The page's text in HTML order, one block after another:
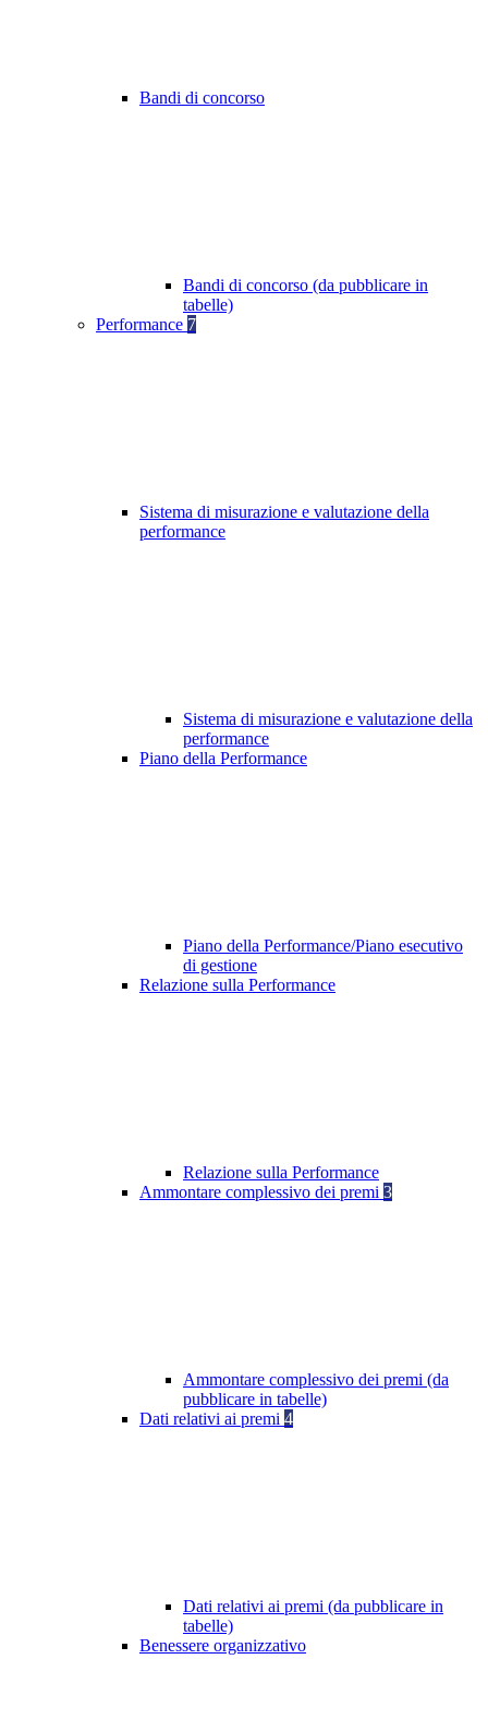
Bandi di concorso
Bandi di concorso (da pubblicare in
tabelle)
Performance 7
Sistema di misurazione e valutazione della
performance
Sistema di misurazione e valutazione della
performance
Piano della Performance
Piano della Performance/Piano esecutivo
di gestione
Relazione sulla Performance
Relazione sulla Performance
Ammontare complessivo dei premi 3
Ammontare complessivo dei premi (da
pubblicare in tabelle)
Dati relativi ai premi 4
Dati relativi ai premi (da pubblicare in
tabelle)
Benessere organizzativo